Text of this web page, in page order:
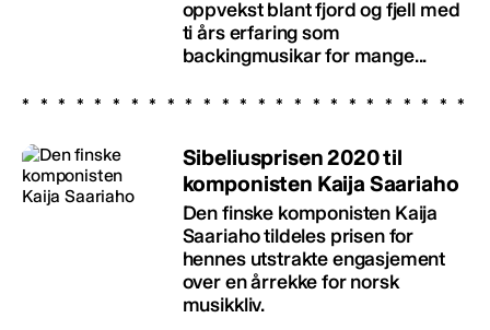
oppvekst blant fjord og fjell med
ti års erfaring som
backingmusikar for mange...
Sibeliusprisen 2020 til
komponisten Kaija Saariaho
Den finske komponisten Kaija
Saariaho tildeles prisen for
hennes utstrakte engasjement
over en årrekke for norsk
musikkliv.